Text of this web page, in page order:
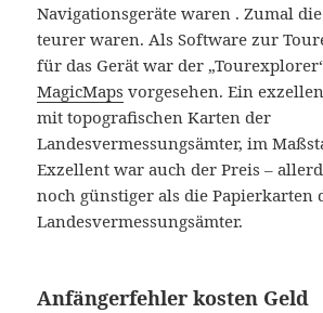
Navigationsgeräte waren . Zumal
teurer waren. Als Software zur
für das Gerät war der
MagicMaps vorgesehen. Ein
mit topografischen Karten der
Landesvermessungsämter, im
Exzellent war auch der Preis –
noch günstiger als die Papierkarten
Landesvermessungsämter.
Anfängerfehler kosten Geld